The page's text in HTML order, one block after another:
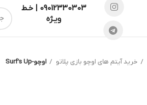
09012330303 | خـط
ویـژه
خرید آیتم های اوچو بازی پلاتو اوچو-Surf’s Up